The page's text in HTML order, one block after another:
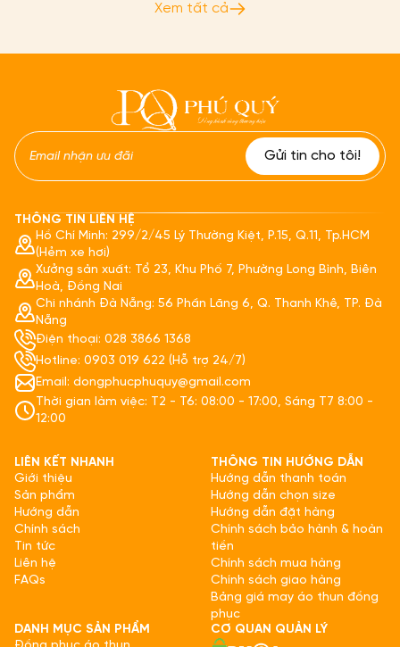
Xem tất cả
THÔNG TIN LIÊN HỆ
Hồ Chí Minh: 299/2/45 Lý Thường Kiệt, P.15, Q.11, Tp.HCM
(Hẻm xe hơi)
Xưởng sản xuất: Tổ 23, Khu Phố 7, Phường Long Bình, Biên
Hoà, Đồng Nai
Chi nhánh Đà Nẵng: 56 Phần Lăng 6, Q. Thanh Khê, TP. Đà
Nẵng
Điện thoại: 028 3866 1368
Hotline: 0903 019 622 (Hỗ trợ 24/7)
Email: dongphucphuquy@gmail.com
Thời gian làm việc: T2 - T6: 08:00 - 17:00, Sáng T7 8:00 -
12:00
LIÊN KẾT NHANH
Giới thiệu
Sản phẩm
Hướng dẫn
Chính sách
Tin tức
Liên hệ
FAQs
THÔNG TIN HƯỚNG DẪN
Hướng dẫn thanh toán
Hướng dẫn chọn size
Hướng dẫn đặt hàng
Chính sách bảo hành & hoàn
tiền
Chính sách mua hàng
Chính sách giao hàng
Bảng giá may áo thun đồng
phục
DANH MỤC SẢN PHẨM
CƠ QUAN QUẢN LÝ